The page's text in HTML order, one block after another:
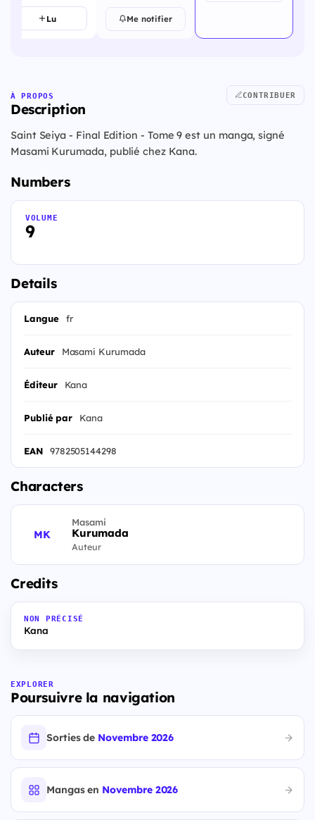
Lu Me notifier
À PROPOS
Description
CONTRIBUER
Saint Seiya - Final Edition - Tome 9 est un manga, signé
Masami Kurumada, publié chez Kana.
Numbers
9
VOLUME
Details
Langue fr
Auteur Masami Kurumada
Éditeur Kana
Publié par Kana
EAN 9782505144298
Characters
MK
Masami
Kurumada
Auteur
Credits
NON PRÉCISÉ
Kana
EXPLORER
Poursuivre la navigation
Sorties de Novembre 2026
Mangas en Novembre 2026